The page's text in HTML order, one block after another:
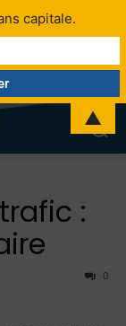
:
0
capitale.
▲